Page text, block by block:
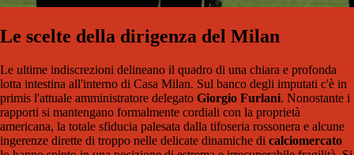
Le scelte della dirigenza del Milan
Le ultime indiscrezioni delineano il quadro di una chiara e profonda
lotta intestina all'interno di Casa Milan. Sul banco degli imputati c'è in
primis l'attuale amministratore delegato Giorgio Furlani. Nonostante i
rapporti si mantengano formalmente cordiali con la proprietà
americana, la totale sfiducia palesata dalla tifoseria rossonera e alcune
ingerenze dirette di troppo nelle delicate dinamiche di calciomercato